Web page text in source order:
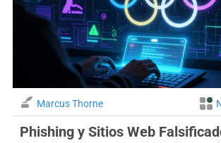
Marcus Thorne
Phishing y Sitios Web